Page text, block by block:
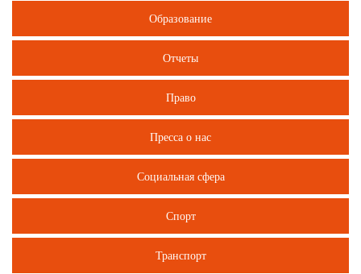
Образование
Отчеты
Право
Пресса о нас
Социальная сфера
Спорт
Транспорт